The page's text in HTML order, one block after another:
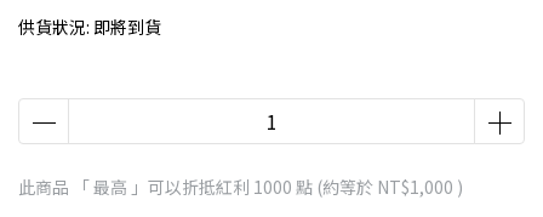
供貨狀況: 即將到貨
此商品 「 最高 」可以折抵紅利 1000 點 (約等於 NT$1,000 )